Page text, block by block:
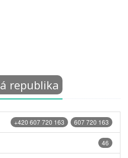
republika
607 720 163
+420 607 720 163
46